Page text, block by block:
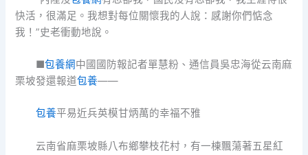
快活，很滿足。我想對每位關懷我的人說：感謝你們惦念
我！”史老衝動地說。
■包養網中國國防報記者單慧粉、通信員吳忠海從云南麻
栗坡發還報道包養——
包養平易近兵英模甘炳萬的幸福不雅
云南省麻栗坡縣八布鄉攀枝花村，有一棟飄蕩著五星紅